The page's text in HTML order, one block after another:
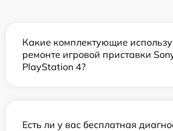
Какие комплектующие
ремонте игровой приставки
PlayStation 4?
Есть ли у вас бесплатная